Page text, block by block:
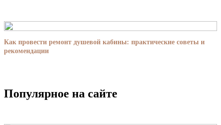
Как провести ремонт душевой кабины: практические советы и
рекомендации
Популярное на сайте